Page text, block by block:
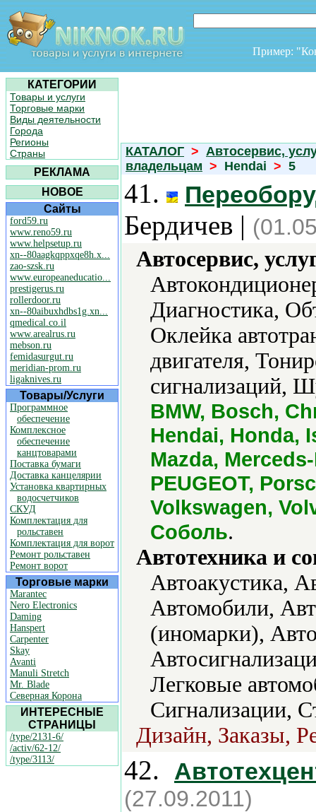
Пример:
КАТЕГОРИИ
Товары и услуги
Торговые марки
Виды деятельности
Города
Регионы
Страны
РЕКЛАМА
НОВОЕ
Сайты
ford59.ru
www.reno59.ru
www.helpsetup.ru
xn--80aagkqppxqe8h.x...
zao-szsk.ru
www.europeaneducatio...
prestigerus.ru
rollerdoor.ru
xn--80aibuxhdbs1g.xn...
qmedical.co.il
www.arealrus.ru
mebson.ru
femidasurgut.ru
meridian-prom.ru
ligaknives.ru
Товары/Услуги
Программное
обеспечение
Комплексное
обеспечение
канцтоварами
Поставка бумаги
Доставка канцелярии
Установка квартирных
водосчетчиков
СКУД
Комплектация для
рольставен
Комплектация для ворот
Ремонт рольставен
Ремонт ворот
Торговые марки
Marantec
Nero Electronics
Daming
Hanspert
Carpenter
Skay
Avanti
Manuli Stretch
Mr. Blade
Северная Корона
ИНТЕРЕСНЫЕ
СТРАНИЦЫ
/type/2131-6/
/activ/62-12/
/type/3113/
КАТАЛОГ > Автосервис,
владельцам > Hendai > 5
41.
Бердичев |
Автосервис,
Диагностика,
Оклейка
двигателя,
сигнализаций,
BMW, Bosch,
Hendai, Honda,
Mazda,
PEUGEOT,
Volkswagen,
Соболь.
Автотехника и
Автоакустика,
Автомобили,
(иномарки),
Легковые
Сигнализации,
Дизайн, Заказы,
42.
(27.09.2011)